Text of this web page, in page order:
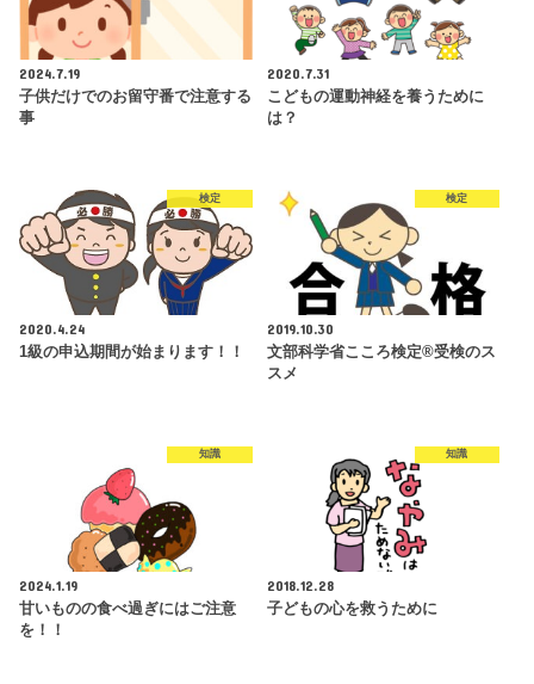
2024.7.19
子供だけでのお留守番で注意する
事
2020.7.31
こどもの運動神経を養うために
は？
検定
2020.4.24
1級の申込期間が始まります！！
検定
2019.10.30
文部科学省こころ検定®受検のス
スメ
知識
2024.1.19
甘いものの食べ過ぎにはご注意
を！！
知識
2018.12.28
子どもの心を救うために